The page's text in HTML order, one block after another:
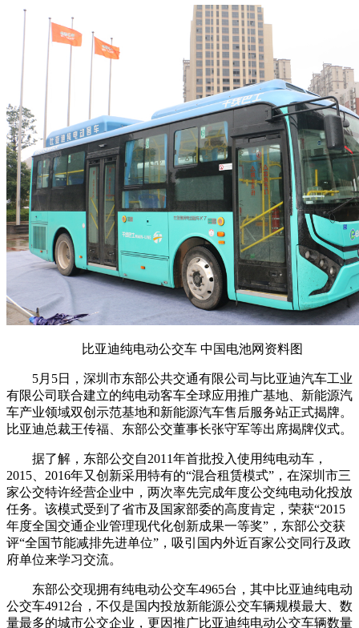
比亚迪纯电动公交车 中国电池网资料图
5月5日，深圳市东部公共交通有限公司与比亚迪汽车工业
有限公司联合建立的纯电动客车全球应用推广基地、新能源汽
车产业领域双创示范基地和新能源汽车售后服务站正式揭牌。
比亚迪总裁王传福、东部公交董事长张守军等出席揭牌仪式。
据了解，东部公交自2011年首批投入使用纯电动车，
2015、2016年又创新采用特有的“混合租赁模式”，在深圳市三
家公交特许经营企业中，两次率先完成年度公交纯电动化投放
任务。该模式受到了省市及国家部委的高度肯定，荣获“2015
年度全国交通企业管理现代化创新成果一等奖”，东部公交获
评“全国节能减排先进单位”，吸引国内外近百家公交同行及政
府单位来学习交流。
东部公交现拥有纯电动公交车4965台，其中比亚迪纯电动
公交车4912台，不仅是国内投放新能源公交车辆规模最大、数
量最多的城市公交企业，更因推广比亚迪纯电动公交车辆数量